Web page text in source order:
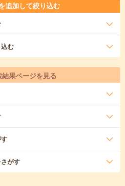
追加して絞り込む
む
果ページを見る
がす